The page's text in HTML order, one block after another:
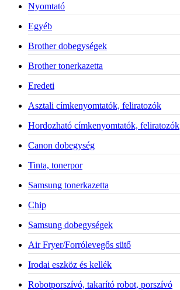
Nyomtató
Egyéb
Brother dobegységek
Brother tonerkazetta
Eredeti
Asztali címkenyomtatók, feliratozók
Hordozható címkenyomtatók, feliratozók
Canon dobegység
Tinta, tonerpor
Samsung tonerkazetta
Chip
Samsung dobegységek
Air Fryer/Forrólevegős sütő
Irodai eszköz és kellék
Robotporszívó, takarító robot, porszívó